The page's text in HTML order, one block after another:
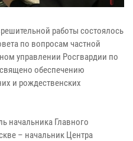
работы состоялось
по вопросам частной
управлении Росгвардии по
обеспечению
и рождественских
начальника Главного
– начальник Центра